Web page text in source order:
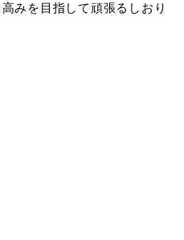
みを目指して頑張るしおり